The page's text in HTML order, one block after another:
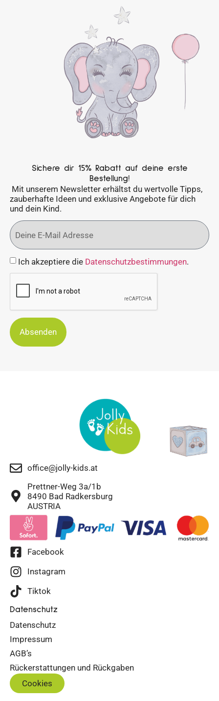
Sichere dir 15% Rabatt auf deine erste
Bestellung!
Mit unserem Newsletter erhältst du wertvolle Tipps,
zauberhafte Ideen und exklusive Angebote für dich
und dein Kind.
Ich akzeptiere die Datenschutzbestimmungen.
Absenden
office@jolly-kids.at
Prettner-Weg 3a/1b
8490 Bad Radkersburg
AUSTRIA
Facebook
Instagram
Tiktok
Datenschutz
Datenschutz
Impressum
AGB’s
Rückerstattungen und Rückgaben
Cookies